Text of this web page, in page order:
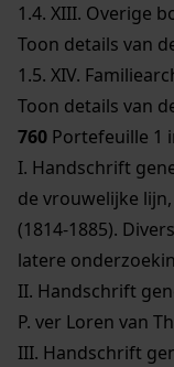
1.4. XIII. Overige
Toon details van
1.5. XIV.
Toon details van
760 Portefeuille 1
I. Handschrift
de vrouwelijke
(1814-1885).
latere
II. Handschrift
P. ver Loren van
III. Handschrift